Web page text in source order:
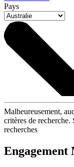
Pays
Malheureusement,
critères de
recherches
Engagement